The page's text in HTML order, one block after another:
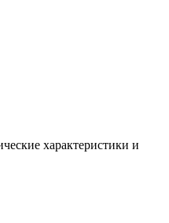
характеристики и